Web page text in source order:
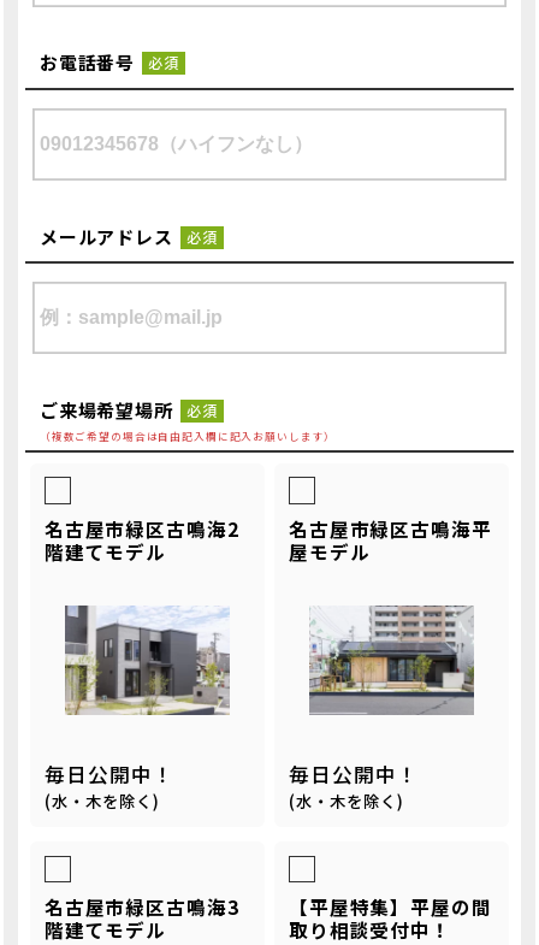
お電話番号 必須
メールアドレス 必須
ご来場希望場所 必須
（複数ご希望の場合は自由記入欄に記入お願いします）
名古屋市緑区古鳴海2
階建てモデル
毎日公開中！
(水・木を除く)
名古屋市緑区古鳴海平
屋モデル
毎日公開中！
(水・木を除く)
名古屋市緑区古鳴海3
階建てモデル
【平屋特集】平屋の間
取り相談受付中！